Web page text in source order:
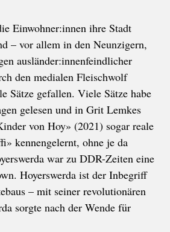
Einwohner:innen ihre Stadt
– vor allem in den Neunzigern,
ausländer:innenfeindlicher
den medialen Fleischwolf
Sätze gefallen. Viele Sätze habe
gelesen und in Grit Lemkes
von Hoy» (2021) sogar reale
kennengelernt, ohne je da
war zu DDR-Zeiten eine
Hoyerswerda ist der Inbegriff
– mit seiner revolutionären
sorgte nach der Wende für